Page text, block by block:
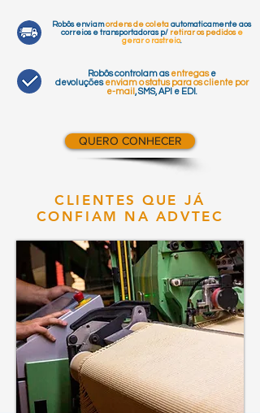
Robôs enviamordens de coleta automaticamente aos
correios e transportadoras p/ retirar os pedidose
gerar o rastreio.
Robôs controlam asentregase
devoluções enviam o status para os cliente por
e-mail , SMS, API e EDI.
QUERO CONHECER
CLIENTES QUE JÁ
CONFIAM NA ADVTEC